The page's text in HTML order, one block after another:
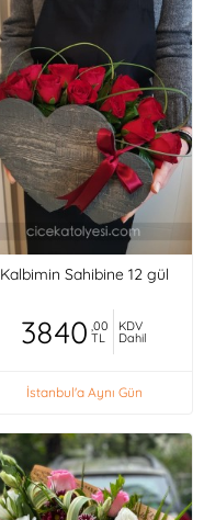
Kalbimin Sahibine 12 gül
3840 ,00
TL
KDV
Dahil
İstanbul'a Aynı Gün